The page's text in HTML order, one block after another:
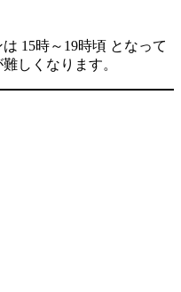
15時～19時頃 となって
しくなります。